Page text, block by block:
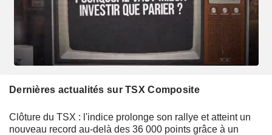
Dernières actualités sur TSX Composite
Clôture du TSX : l'indice prolonge son rallye et atteint un
nouveau record au-delà des 36 000 points grâce à un